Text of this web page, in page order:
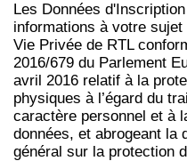
Les Données
informations à votre
Vie Privée de RTL
2016/679 du Parlement
avril 2016 relatif à la
physiques à l’égard du
caractère personnel et à
données, et abrogeant la
général sur la protection